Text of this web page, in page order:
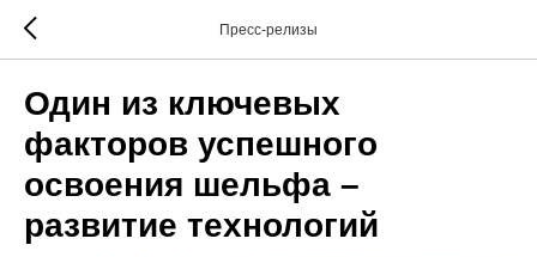
Пресс-релизы
Один из ключевых
факторов успешного
освоения шельфа –
развитие технологий